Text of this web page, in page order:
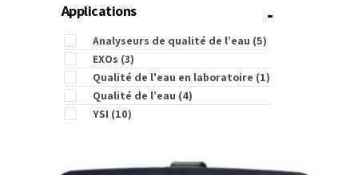
Applications -
Analyseurs de qualité de l’eau (5)
EXOs (3)
Qualité de l'eau en laboratoire (1)
Qualité de l’eau (4)
YSI (10)